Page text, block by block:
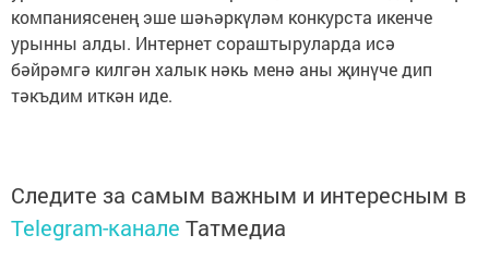
компаниясенең эше шәһәркүләм конкурста икенче
урынны алды. Интернет сораштыруларда исә
бәйрәмгә килгән халык нәкь менә аны җинүче дип
тәкъдим иткән иде.
Следите за самым важным и интересным в
Telegram-канале Татмедиа